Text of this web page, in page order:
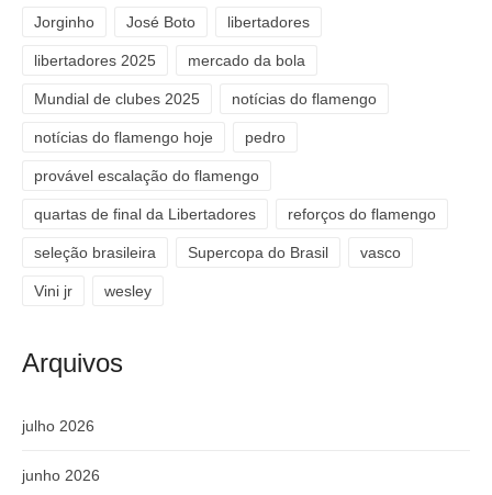
Jorginho José Boto libertadores
libertadores 2025 mercado da bola
Mundial de clubes 2025 notícias do flamengo
notícias do flamengo hoje pedro
provável escalação do flamengo
quartas de final da Libertadores reforços do flamengo
seleção brasileira Supercopa do Brasil vasco
Vini jr wesley
Arquivos
julho 2026
junho 2026